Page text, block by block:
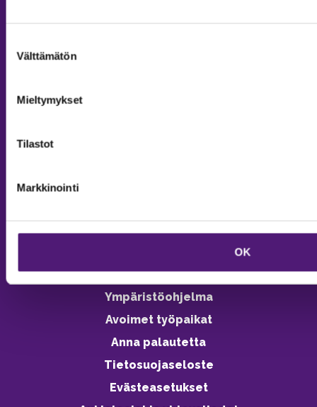
valinta
Välttämätön
Mieltymykset
Tilastot
Markkinointi
OK
Vastuullisuus
Ympäristöohjelma
Avoimet työpaikat
Anna palautetta
Tietosuojaseloste
Evästeasetukset